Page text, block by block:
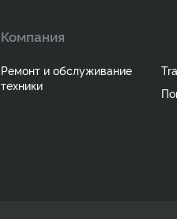
Компания
Ремонт и обслуживание
техники